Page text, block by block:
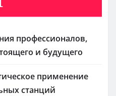
профессионалов,
и будущего
применение
станций